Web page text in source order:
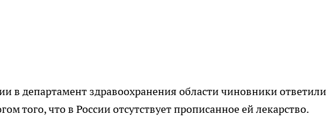
в департамент здравоохранения области чиновники ответили
того, что в России отсутствует прописанное ей лекарство.